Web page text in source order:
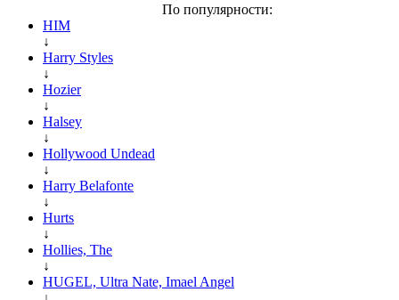
По популярности:
HIM
↓
Harry Styles
↓
Hozier
↓
Halsey
↓
Hollywood Undead
↓
Harry Belafonte
↓
Hurts
↓
Hollies, The
↓
HUGEL, Ultra Nate, Imael Angel